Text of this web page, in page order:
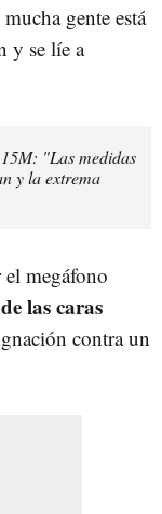
gente está
y se líe a
"Las medidas
y la extrema
megáfono
las caras
contra un